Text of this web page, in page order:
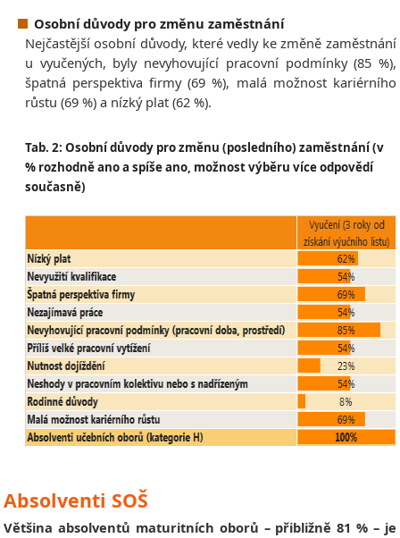
Osobní důvody pro změnu zaměstnání
Nejčastější osobní důvody, které vedly ke změně zaměstnání
u vyučených, byly nevyhovující pracovní podmínky (85 %),
špatná perspektiva firmy (69 %), malá možnost kariérního
růstu (69 %) a nízký plat (62 %).
Tab. 2: Osobní důvody pro změnu (posledního) zaměstnání (v
% rozhodně ano a spíše ano, možnost výběru více odpovědí
současně)
Absolventi SOŠ
Většina absolventů maturitních oborů – přibližně 81 % – je